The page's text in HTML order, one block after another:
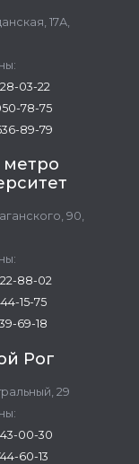
17А,
03-22
78-75
89-79
метро
90,
88-02
15-75
69-18
Рог
29
00-30
60-13